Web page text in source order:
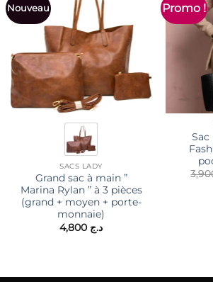
Nouveau
SACS LADY
Grand sac à main ”
Marina Rylan ” à 3 pièces
(grand + moyen + porte-
monnaie)
د.ج
Promo !
Sac